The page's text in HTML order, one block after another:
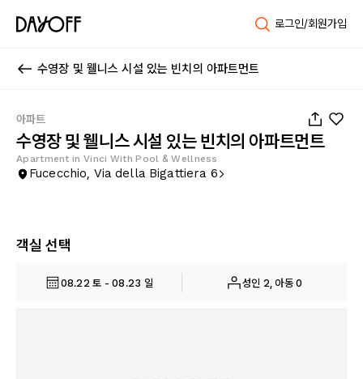
로그인/회원가입
수영장 및 웰니스 시설 있는 빈치의 아파트먼트
아파트
수영장 및 웰니스 시설 있는 빈치의 아파트먼트
Apartment in Vinci With Pool & Wellness
Fucecchio, Via della Bigattiera 6
객실 선택
08.22 토 - 08.23 일 성인 2, 아동 0